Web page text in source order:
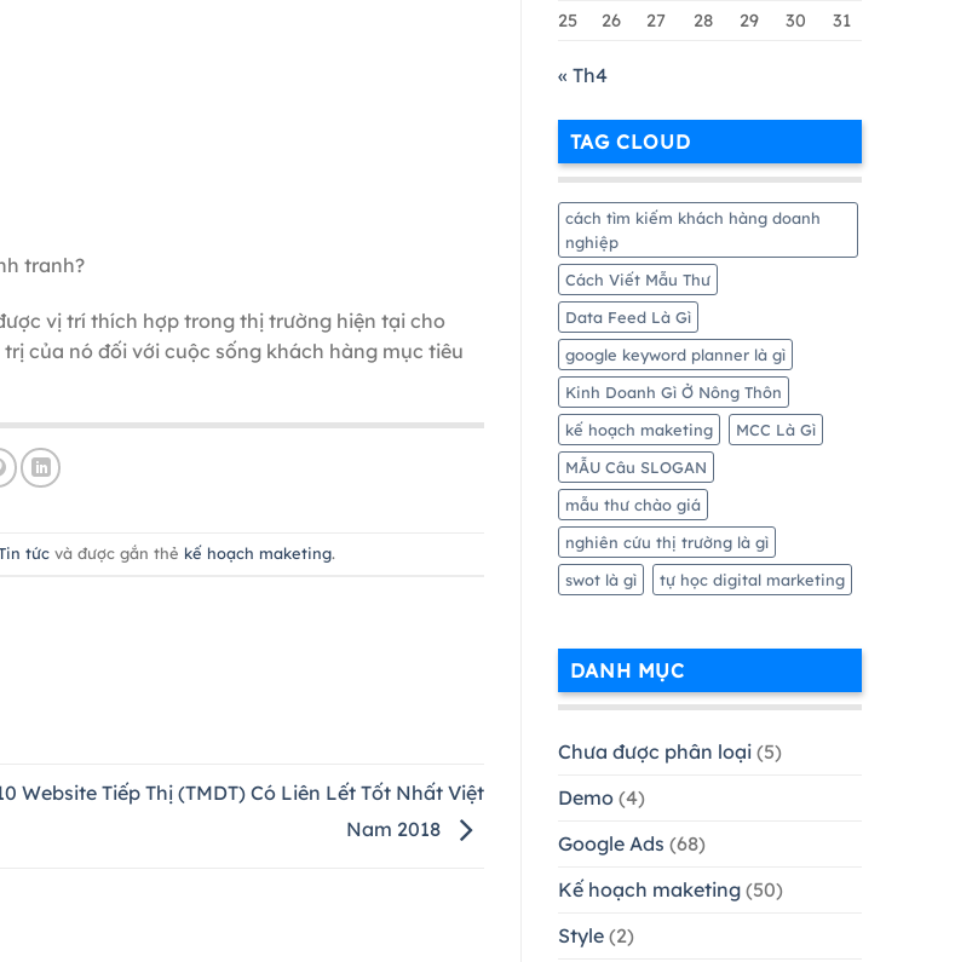
tranh?
vị trí thích hợp trong thị trường hiện tại cho
của nó đối với cuộc sống khách hàng mục tiêu
tứcvà được gắn thẻ kế hoạch maketing.
Website Tiếp Thị (TMDT) Có Liên Lết Tốt Nhất Việt
Nam 2018
25
26 27 28 29 30 31
« Th4
TAG CLOUD
cách tìm kiếm khách hàng doanh
nghiệp
Cách Viết Mẫu Thư
Data Feed Là Gì
google keyword planner là gì
Kinh Doanh Gì Ở Nông Thôn
kế hoạch maketing
MCC Là Gì
MẪU Câu SLOGAN
mẫu thư chào giá
nghiên cứu thị trường là gì
swot là gì
tự học digital marketing
DANH MỤC
Chưa được phân loại(5)
Demo(4)
Google Ads (68)
Kế hoạch maketing(50)
Style(2)